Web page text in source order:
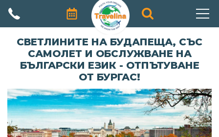
АВТОРСКИ ПРОГРАМИ
ПРОМОЦИИ
ЕКЗОТИЧНИ ПЪТУВАНИЯ
ЕКСКУРЗИИ
СВЕТЛИНИТЕ НА БУДАПЕЩА, СЪС
САМОЛЕТ И ОБСЛУЖВАНЕ НА
БЪЛГАРСКИ ЕЗИК - ОТПЪТУВАНЕ
ОТ БУРГАС!